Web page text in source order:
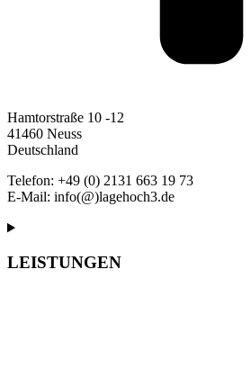
Hamtorstraße 10 -12
41460 Neuss
Deutschland
Telefon: +49 (0) 2131 663 19 73
E-Mail: info(@)lagehoch3.de
LEISTUNGEN